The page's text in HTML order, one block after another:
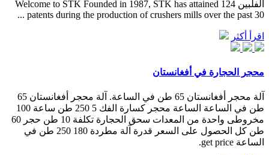
الفلبين Welcome to STK Founded in 1987, STK has attained 124
patents during the production of crushers mills over the past 30 ...
اقرأ أكثر
محجر الحجارة في أفغانستان
آلة محجر أفغانستان 65 طن في الساعة. آلة محجر أفغانستان 65
طن في الساعة الساعة محجر كسارة الفك 5 250 طن ساعة 100
مخروطی واحدة من المعدات سحق الحجارة تكلفة 10 طن حجر 60
طن كل الحصول على السعر قدرة آلة مطردة 180 250 طن في
الساعة get price.